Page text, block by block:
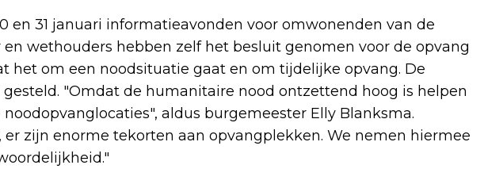
en 31 januari informatieavonden voor omwonenden van de
wethouders hebben zelf het besluit genomen voor de opvang
het om een noodsituatie gaat en om tijdelijke opvang. De
"Omdat de humanitaire nood ontzettend hoog is helpen
aldus burgemeester Elly Blanksma.
er zijn enorme tekorten aan opvangplekken. We nemen hiermee